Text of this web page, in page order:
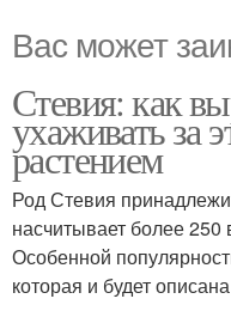
Вас может
Стевия: как
ухаживать за
растением
Род Стевия
насчитывает более
Особенной
которая и будет